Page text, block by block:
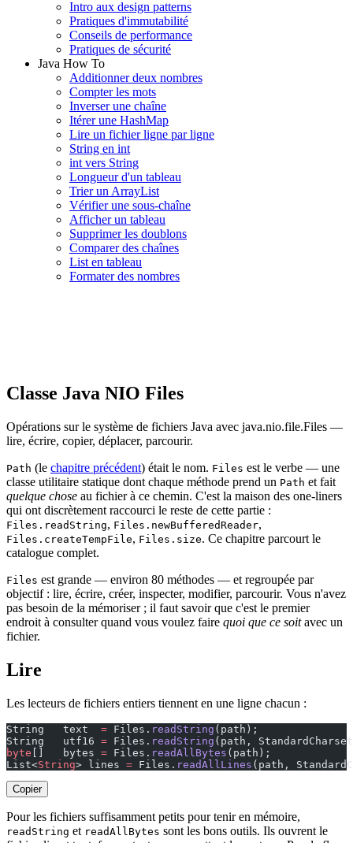
Intro aux design patterns
Pratiques d'immutabilité
Conseils de performance
Pratiques de sécurité
Java How To
Additionner deux nombres
Compter les mots
Inverser une chaîne
Itérer une HashMap
Lire un fichier ligne par ligne
String en int
int vers String
Longueur d'un tableau
Trier un ArrayList
Vérifier une sous-chaîne
Afficher un tableau
Supprimer les doublons
Comparer des chaînes
List en tableau
Formater des nombres
Classe Java NIO Files
Opérations sur le système de fichiers Java avec java.nio.file.Files —
lire, écrire, copier, déplacer, parcourir.
Path (le chapitre précédent) était le nom. Files est le verbe — une
classe utilitaire statique dont chaque méthode prend un Path et fait
quelque chose au fichier à ce chemin. C'est la maison des one-liners
qui ont discrètement raccourci le reste de cette partie :
Files.readString, Files.newBufferedReader,
Files.createTempFile, Files.size. Ce chapitre parcourt le
catalogue complet.
Files est grande — environ 80 méthodes — et regroupée par
objectif : lire, écrire, créer, inspecter, modifier, parcourir. Vous n'avez
pas besoin de la mémoriser ; il faut savoir que c'est le premier
endroit à consulter quand vous voulez faire quoi que ce soitavec un
fichier.
Lire
Les lecteurs de fichiers entiers tiennent en une ligne chacun :
String   text = Files. readString
String   utf16 = Files. readString (path,
byte []   bytes = Files. readAllBytes (path);
List<String> lines = Files. readAllLines (path,
Copier
Pour les fichiers suffisamment petits pour tenir en mémoire,
readString et readAllBytes sont les bons outils. Ils ouvrent le